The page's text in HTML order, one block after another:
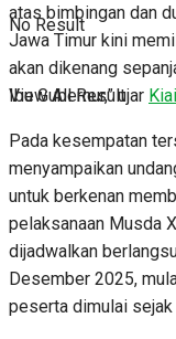
No Result
View All Result
atas bimbingan dan
Jawa Timur kini
akan dikenang
Ibu Gubernur,” ujar
Pada kesempatan
menyampaikan
untuk berkenan
pelaksanaan Musda
dijadwalkan
Desember 2025,
peserta dimulai sejak